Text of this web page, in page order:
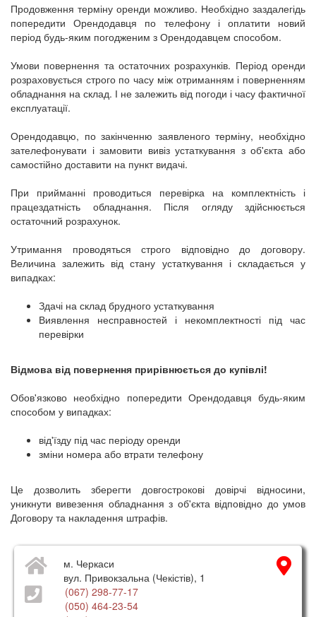
Продовження терміну оренди можливо. Необхідно заздалегідь
попередити Орендодавця по телефону і оплатити новий
період будь-яким погодженим з Орендодавцем способом.
Умови повернення та остаточних розрахунків. Період оренди
розраховується строго по часу між отриманням і поверненням
обладнання на склад. І не залежить від погоди і часу фактичної
експлуатації.
Орендодавцю, по закінченню заявленого терміну, необхідно
зателефонувати і замовити вивіз устаткування з об'єкта або
самостійно доставити на пункт видачі.
При прийманні проводиться перевірка на комплектність і
працездатність обладнання. Після огляду здійснюється
остаточний розрахунок.
Утримання проводяться строго відповідно до договору.
Величина залежить від стану устаткування і складається у
випадках:
Здачі на склад брудного устаткування
Виявлення несправностей і некомплектності під час
перевірки
Відмова від повернення прирівнюється до купівлі!
Обов'язково необхідно попередити Орендодавця будь-яким
способом у випадках:
від'їзду під час періоду оренди
зміни номера або втрати телефону
Це дозволить зберегти довгострокові довірчі відносини,
уникнути вивезення обладнання з об'єкта відповідно до умов
Договору та накладення штрафів.
м. Черкаси
вул. Привокзальна (Чекістів), 1
(067) 298-77-17
(050) 464-23-54